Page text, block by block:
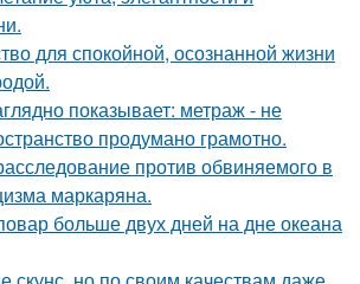
для спокойной, осознанной жизни
показывает: метраж - не
продумано грамотно.
против обвиняемого в
маркаряна.
больше двух дней на дне океана